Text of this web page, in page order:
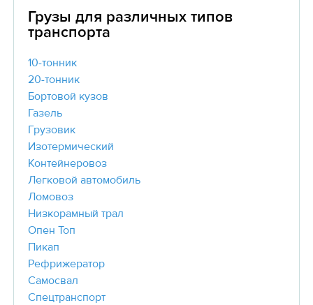
Грузы для различных типов
транспорта
10-тонник
20-тонник
Бортовой кузов
Газель
Грузовик
Изотермический
Контейнеровоз
Легковой автомобиль
Ломовоз
Низкорамный трал
Опен Топ
Пикап
Рефрижератор
Самосвал
Спецтранспорт